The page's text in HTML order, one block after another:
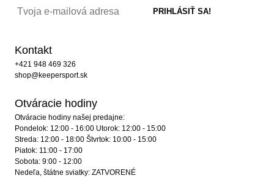
Kontakt
+421 948 469 326
shop@keepersport.sk
Otváracie hodiny
Otváracie hodiny našej predajne:
Pondelok: 12:00 - 16:00 Utorok: 12:00 - 15:00
Streda: 12:00 - 18:00 Štvrtok: 10:00 - 15:00
Piatok: 11:00 - 17:00
Sobota: 9:00 - 12:00
Nedeľa, štátne sviatky: ZATVORENÉ